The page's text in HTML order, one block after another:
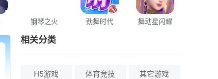
钢琴之火 劲舞时代 舞动星闪耀
相关分类
H5游戏 体育竞技 其它游戏